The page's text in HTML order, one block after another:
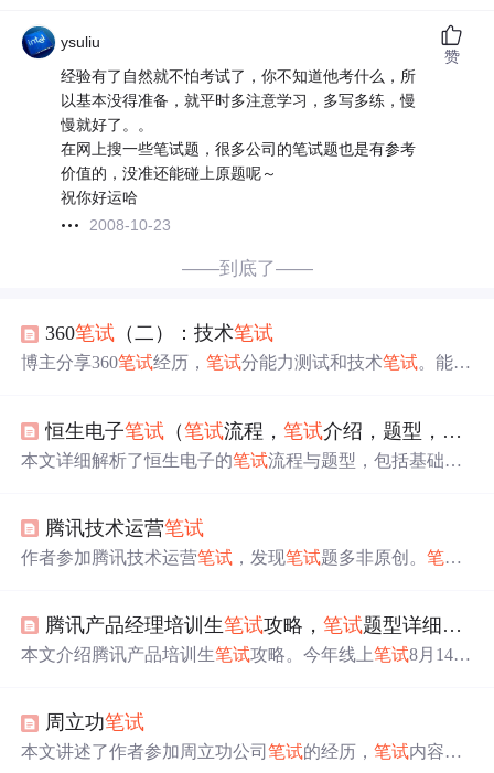
ysuliu
经验有了自然就不怕考试了，你不知道他考什么，所
以基本没得准备，就平时多注意学习，多写多练，慢
慢就好了。。
在网上搜一些笔试题，很多公司的笔试题也是有参考
价值的，没准还能碰上原题呢～
祝你好运哈
2008-10-23
赞
——到底了——
360笔试 （二）：技术笔试
博主分享360笔试经历，笔试分能力测试和技术笔试。能力
度高。博主因计算机基础差，答题困难，认识到自身差
距，决定好好学习。
恒生电子笔试 （笔试流程，笔试介绍，题型，以往
本文详细解析了恒生电子的笔试流程与题型，包括基础题
腾讯技术运营笔试
作者参加腾讯技术运营笔试 ，发现笔试题多非原创。笔试
含复印机工作时长、房间铺水泥用量等多种类型题目及答
案。
腾讯产品经理培训生笔试攻略，笔试题型详细解析（送历年
本文介绍腾讯产品培训生笔试攻略。今年线上笔试8月14日
前练习。文中深度解析了言语理解、数量关系等题型，还
给出2020年主观题示例，并提供历年笔试题库。
周立功笔试
本文讲述了作者参加周立功公司笔试的经历，笔试内容包